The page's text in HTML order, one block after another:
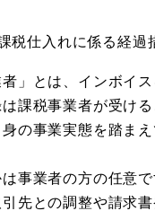
仕入れに係る経過
者」とは、インボイ
課税事業者が受ける
の事業実態を踏ま
事業者の方の任意で
先との調整や請求